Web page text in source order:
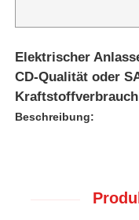
Elektrischer
CD-Qualität oder
Beschreibung: